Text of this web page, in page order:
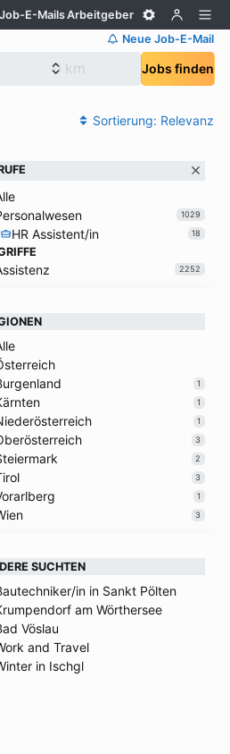
Job-E-MailsArbeitgeber
Neue Job-E-Mail
Jobs finden
Sortierung: Relevanz
1029
HR Assistent/in 18
2252
1
1
1
3
2
3
1
3
SUCHTEN
in in Sankt Pölten
am Wörthersee
Vöslau
and Travel
in Ischgl